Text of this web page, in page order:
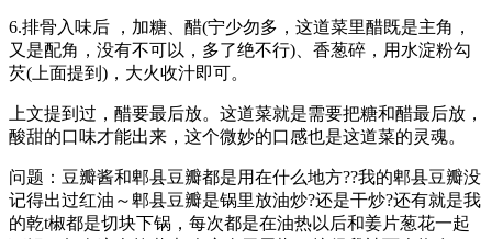
6.排骨入味后 ，加糖、醋(宁少勿多，这道菜里醋既是主角，
又是配角，没有不可以，多了绝不行)、香葱碎，用水淀粉勾
芡(上面提到)，大火收汁即可。
上文提到过，醋要最后放。这道菜就是需要把糖和醋最后放，
酸甜的口味才能出来，这个微妙的口感也是这道菜的灵魂。
问题：豆瓣酱和郫县豆瓣都是用在什么地方??我的郫县豆瓣没
记得出过红油～郫县豆瓣是锅里放油炒?还是干炒?还有就是我
的乾t椒都是切块下锅，每次都是在油热以后和姜片葱花一起